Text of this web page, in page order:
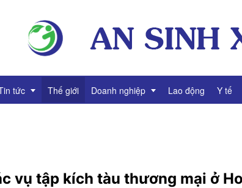
tức
kiện
Thế giới Doanh nghiệp
Tài chính Doanh nghiệp
Lao động Y tế
vụ tập kích tàu thương mại ở